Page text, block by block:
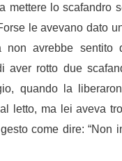
mettere lo scafandro
le avevano dato
avrebbe sentito
aver rotto due
quando la
letto, ma lei aveva
come dire: “Non